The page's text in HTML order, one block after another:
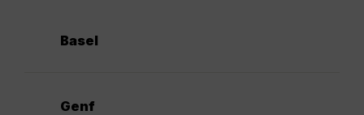
Basel
Genf